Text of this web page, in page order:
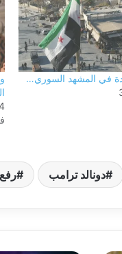
في المشهد السوري…
دونالد ترامب